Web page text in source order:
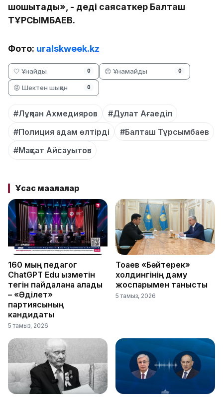
шошытады», - деді саясаткер Балташ
ТҰРСЫМБАЕВ.
Фото: uralskweek.kz
🤍 Ұнайды 0 😞 Ұнамайды 0
😡 Шектен шыққан 0
#Лұқпан Ахмедияров
#Дулат Ағаеділ
#Полиция адам өлтірді
#Балташ Тұрсымбаев
#Мақсат Айсауытов
Ұқсас мақалалар
160 мың педагог
ChatGPT Edu қызметін
тегін пайдалана алады
– «Әділет»
партиясының
кандидаты
5 тамыз, 2026
Тоқаев «Бәйтерек»
холдингінің даму
жоспарымен танысты
5 тамыз, 2026